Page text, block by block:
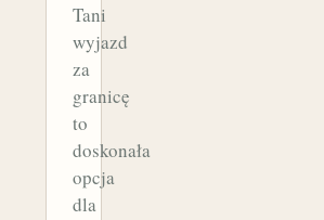
Tani
wyjazd
za
granicę
to
doskonała
opcja
dla